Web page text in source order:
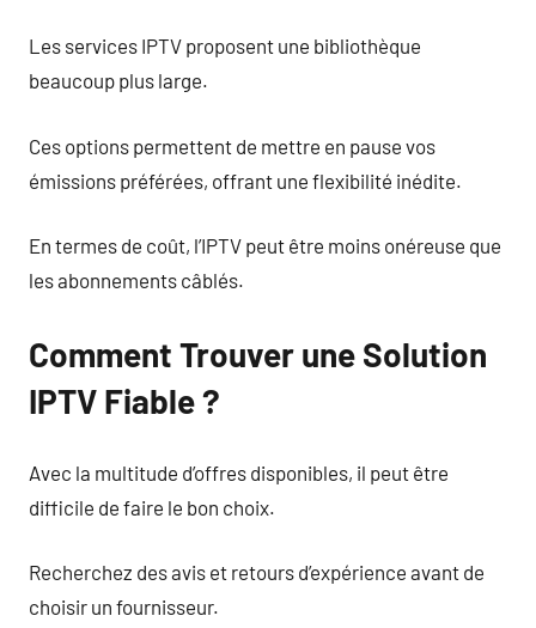
Les services IPTV proposent une bibliothèque
beaucoup plus large.
Ces options permettent de mettre en pause vos
émissions préférées, offrant une flexibilité inédite.
En termes de coût, l’IPTV peut être moins onéreuse que
les abonnements câblés.
Comment Trouver une Solution
IPTV Fiable ?
Avec la multitude d’offres disponibles, il peut être
difficile de faire le bon choix.
Recherchez des avis et retours d’expérience avant de
choisir un fournisseur.